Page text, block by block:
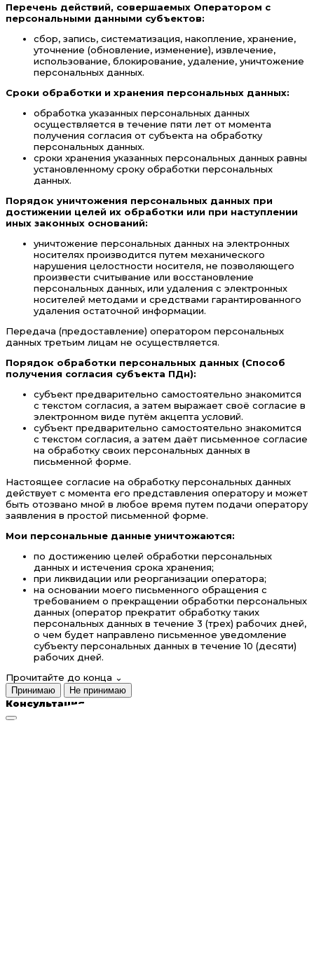
Перечень действий, совершаемых Оператором с
персональными данными субъектов:
сбор, запись, систематизация, накопление, хранение,
уточнение (обновление, изменение), извлечение,
использование, блокирование, удаление, уничтожение
персональных данных.
Сроки обработки и хранения персональных данных:
обработка указанных персональных данных
осуществляется в течение пяти лет от момента
получения согласия от субъекта на обработку
персональных данных.
сроки хранения указанных персональных данных равны
установленному сроку обработки персональных
данных.
Порядок уничтожения персональных данных при
достижении целей их обработки или при наступлении
иных законных оснований:
уничтожение персональных данных на электронных
носителях производится путем механического
нарушения целостности носителя, не позволяющего
произвести считывание или восстановление
персональных данных, или удаления с электронных
носителей методами и средствами гарантированного
удаления остаточной информации.
Передача (предоставление) оператором персональных
данных третьим лицам не осуществляется.
Порядок обработки персональных данных (Способ
получения согласия субъекта ПДн):
субъект предварительно самостоятельно знакомится
с текстом согласия, а затем выражает своё согласие в
электронном виде путём акцепта условий.
субъект предварительно самостоятельно знакомится
с текстом согласия, а затем даёт письменное согласие
на обработку своих персональных данных в
письменной форме.
Настоящее согласие на обработку персональных данных
действует с момента его представления оператору и может
быть отозвано мной в любое время путем подачи оператору
заявления в простой письменной форме.
Мои персональные данные уничтожаются:
по достижению целей обработки персональных
данных и истечения срока хранения;
при ликвидации или реорганизации оператора;
на основании моего письменного обращения с
требованием о прекращении обработки персональных
данных (оператор прекратит обработку таких
персональных данных в течение 3 (трех) рабочих дней,
о чем будет направлено письменное уведомление
субъекту персональных данных в течение 10 (десяти)
рабочих дней.
Прочитайте до конца ⌄
Принимаю Не принимаю
Консультация